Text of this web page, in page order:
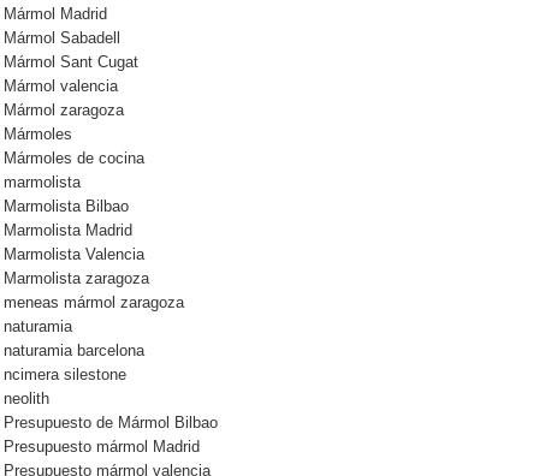
Mármol Madrid
Mármol Sabadell
Mármol Sant Cugat
Mármol valencia
Mármol zaragoza
Mármoles
Mármoles de cocina
marmolista
Marmolista Bilbao
Marmolista Madrid
Marmolista Valencia
Marmolista zaragoza
meneas mármol zaragoza
naturamia
naturamia barcelona
ncimera silestone
neolith
Presupuesto de Mármol Bilbao
Presupuesto mármol Madrid
Presupuesto mármol valencia